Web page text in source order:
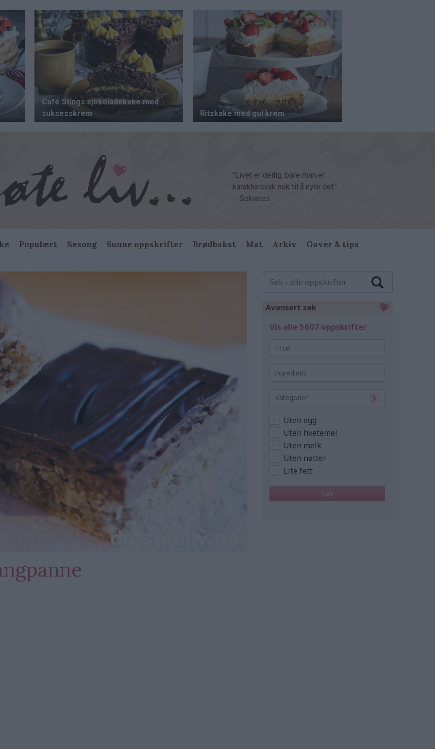
"Livet er deilig, bare man er
karaktersvak nok til å nyte det."
– Sokrates
Populært Sesong Sunne oppskrifter Brødbakst Mat Arkiv Gaver & tips
Avansert søk
Vis alle 5607 oppskrifter
Kategorier
Uten egg
Uten hvetemel
Uten melk
Uten nøtter
Lite fett